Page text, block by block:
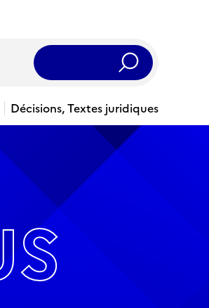
Rechercher
Décisions, Textes juridiques